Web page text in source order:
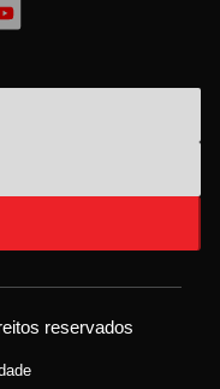
reservados